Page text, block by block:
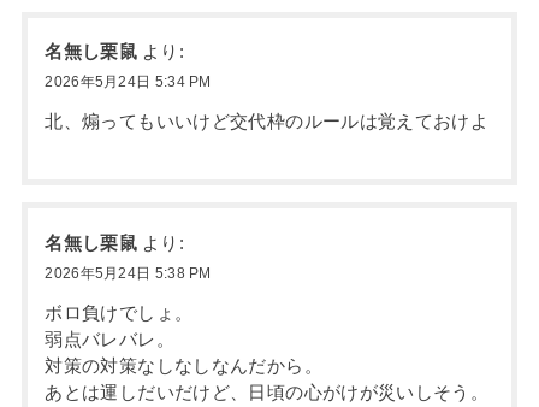
名無し栗鼠 より:
2026年5月24日 5:34 PM
北、煽ってもいいけど交代枠のルールは覚えておけよ
名無し栗鼠 より:
2026年5月24日 5:38 PM
ボロ負けでしょ。
弱点バレバレ。
対策の対策なしなしなんだから。
あとは運しだいだけど、日頃の心がけが災いしそう。